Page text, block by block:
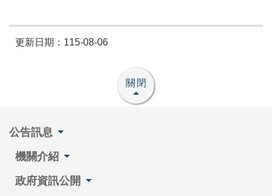
更新日期：115-08-06
關閉
公告訊息
機關介紹
政府資訊公開